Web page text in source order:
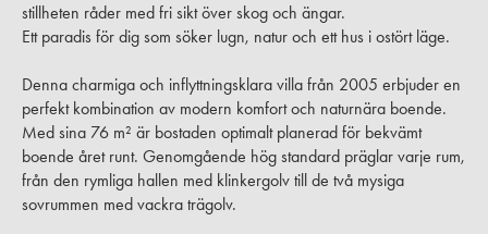
stillheten råder med fri sikt över skog och ängar.
Ett paradis för dig som söker lugn, natur och ett hus i ostört läge.
Denna charmiga och inflyttningsklara villa från 2005 erbjuder en
perfekt kombination av modern komfort och naturnära boende.
Med sina 76 m² är bostaden optimalt planerad för bekvämt
boende året runt. Genomgående hög standard präglar varje rum,
från den rymliga hallen med klinkergolv till de två mysiga
sovrummen med vackra trägolv.